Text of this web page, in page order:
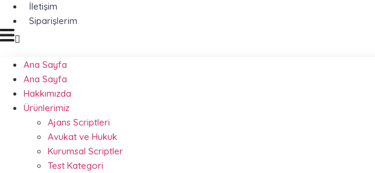
İletişim
Siparişlerim
Ana Sayfa
Ana Sayfa
Hakkımızda
Ürünlerimiz
Ajans Scriptleri
Avukat ve Hukuk
Kurumsal Scriptler
Test Kategori